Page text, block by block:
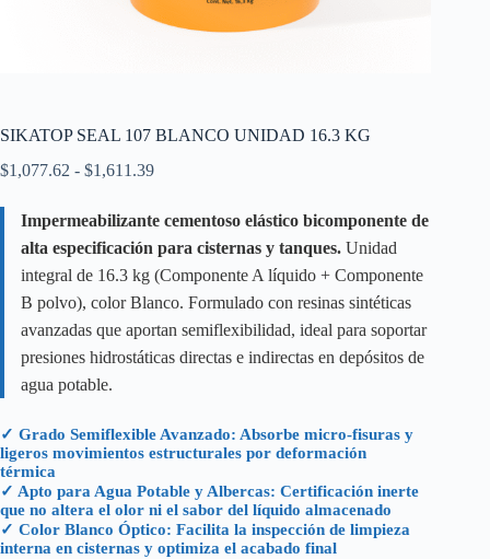
SIKATOP SEAL 107 BLANCO UNIDAD 16.3 KG
$1,077.62 - $1,611.39Rango
desde
$1,077.62
hasta
$1,611.39
Impermeabilizante cementoso elástico bicomponente de
alta especificación para cisternas y tanques. Unidad
integral de 16.3 kg (Componente A líquido + Componente
B polvo), color Blanco. Formulado con resinas sintéticas
avanzadas que aportan semiflexibilidad, ideal para soportar
presiones hidrostáticas directas e indirectas en depósitos de
agua potable.
✓ Grado Semiflexible Avanzado: Absorbe micro-fisuras y
ligeros movimientos estructurales por deformación
térmica
✓ Apto para Agua Potable y Albercas: Certificación inerte
que no altera el olor ni el sabor del líquido almacenado
✓ Color Blanco Óptico: Facilita la inspección de limpieza
interna en cisternas y optimiza el acabado final